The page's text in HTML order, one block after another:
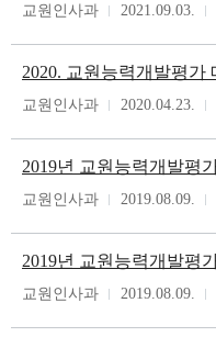
교원인사과 2021.09.03.
교원인사과 2020.04.23.
교원인사과 2019.08.09.
교원인사과 2019.08.09.